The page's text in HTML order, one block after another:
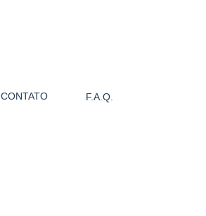
CONTATO F.A.Q.